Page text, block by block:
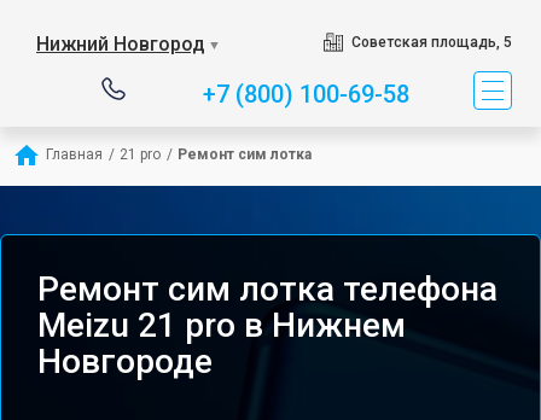
Нижний Новгород ▼ Советская площадь, 5
+7 (800) 100-69-58
Главная / 21 pro / Ремонт сим лотка
Ремонт сим лотка телефона
Meizu 21 pro в Нижнем
Новгороде